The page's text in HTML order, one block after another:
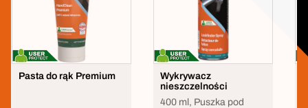
Pasta do rąk Premium
Wykrywacz
nieszczelności
400 ml, Puszka pod